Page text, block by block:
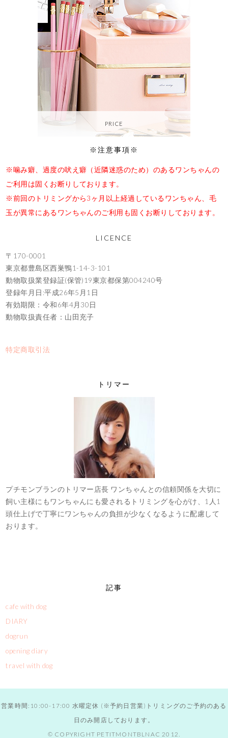
PRICE
※注意事項※
※噛み癖、過度の吠え癖（近隣迷惑のため）のあるワンちゃんの
ご利用は固くお断りしております。
※前回のトリミングから3ヶ月以上経過しているワンちゃん、毛
玉が異常にあるワンちゃんのご利用も固くお断りしております。
LICENCE
〒170-0001
東京都豊島区西巣鴨1-14-3-101
動物取扱業登録証(保管)19東京都保第004240号
登録年月日:平成26年5月1日
有効期限：令和6年4月30日
動物取扱責任者：山田充子
特定商取引法
トリマー
プチモンブランのトリマー店長 ワンちゃんとの信頼関係を大切に
飼い主様にもワンちゃんにも愛されるトリミングを心がけ、1人1
頭仕上げで丁寧にワンちゃんの負担が少なくなるように配慮して
おります。
記事
cafe with dog
DIARY
dogrun
opening diary
travel with dog
営業時間:10:00-17:00 水曜定休 (※予約日営業)トリミングのご予約のある
日のみ開店しております。
© COPYRIGHT PETITMONTBLNAC 2012.